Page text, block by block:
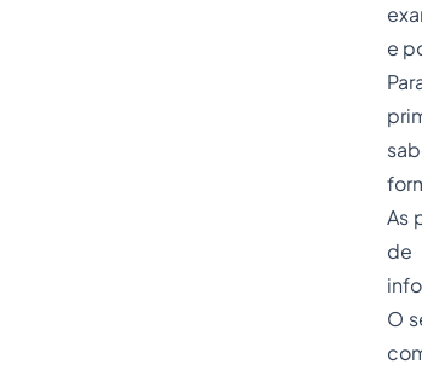
e
As
de
O